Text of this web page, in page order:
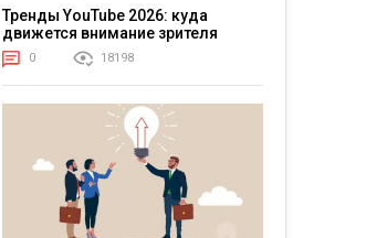
Тренды YouTube 2026: куда
движется внимание зрителя
0 18198